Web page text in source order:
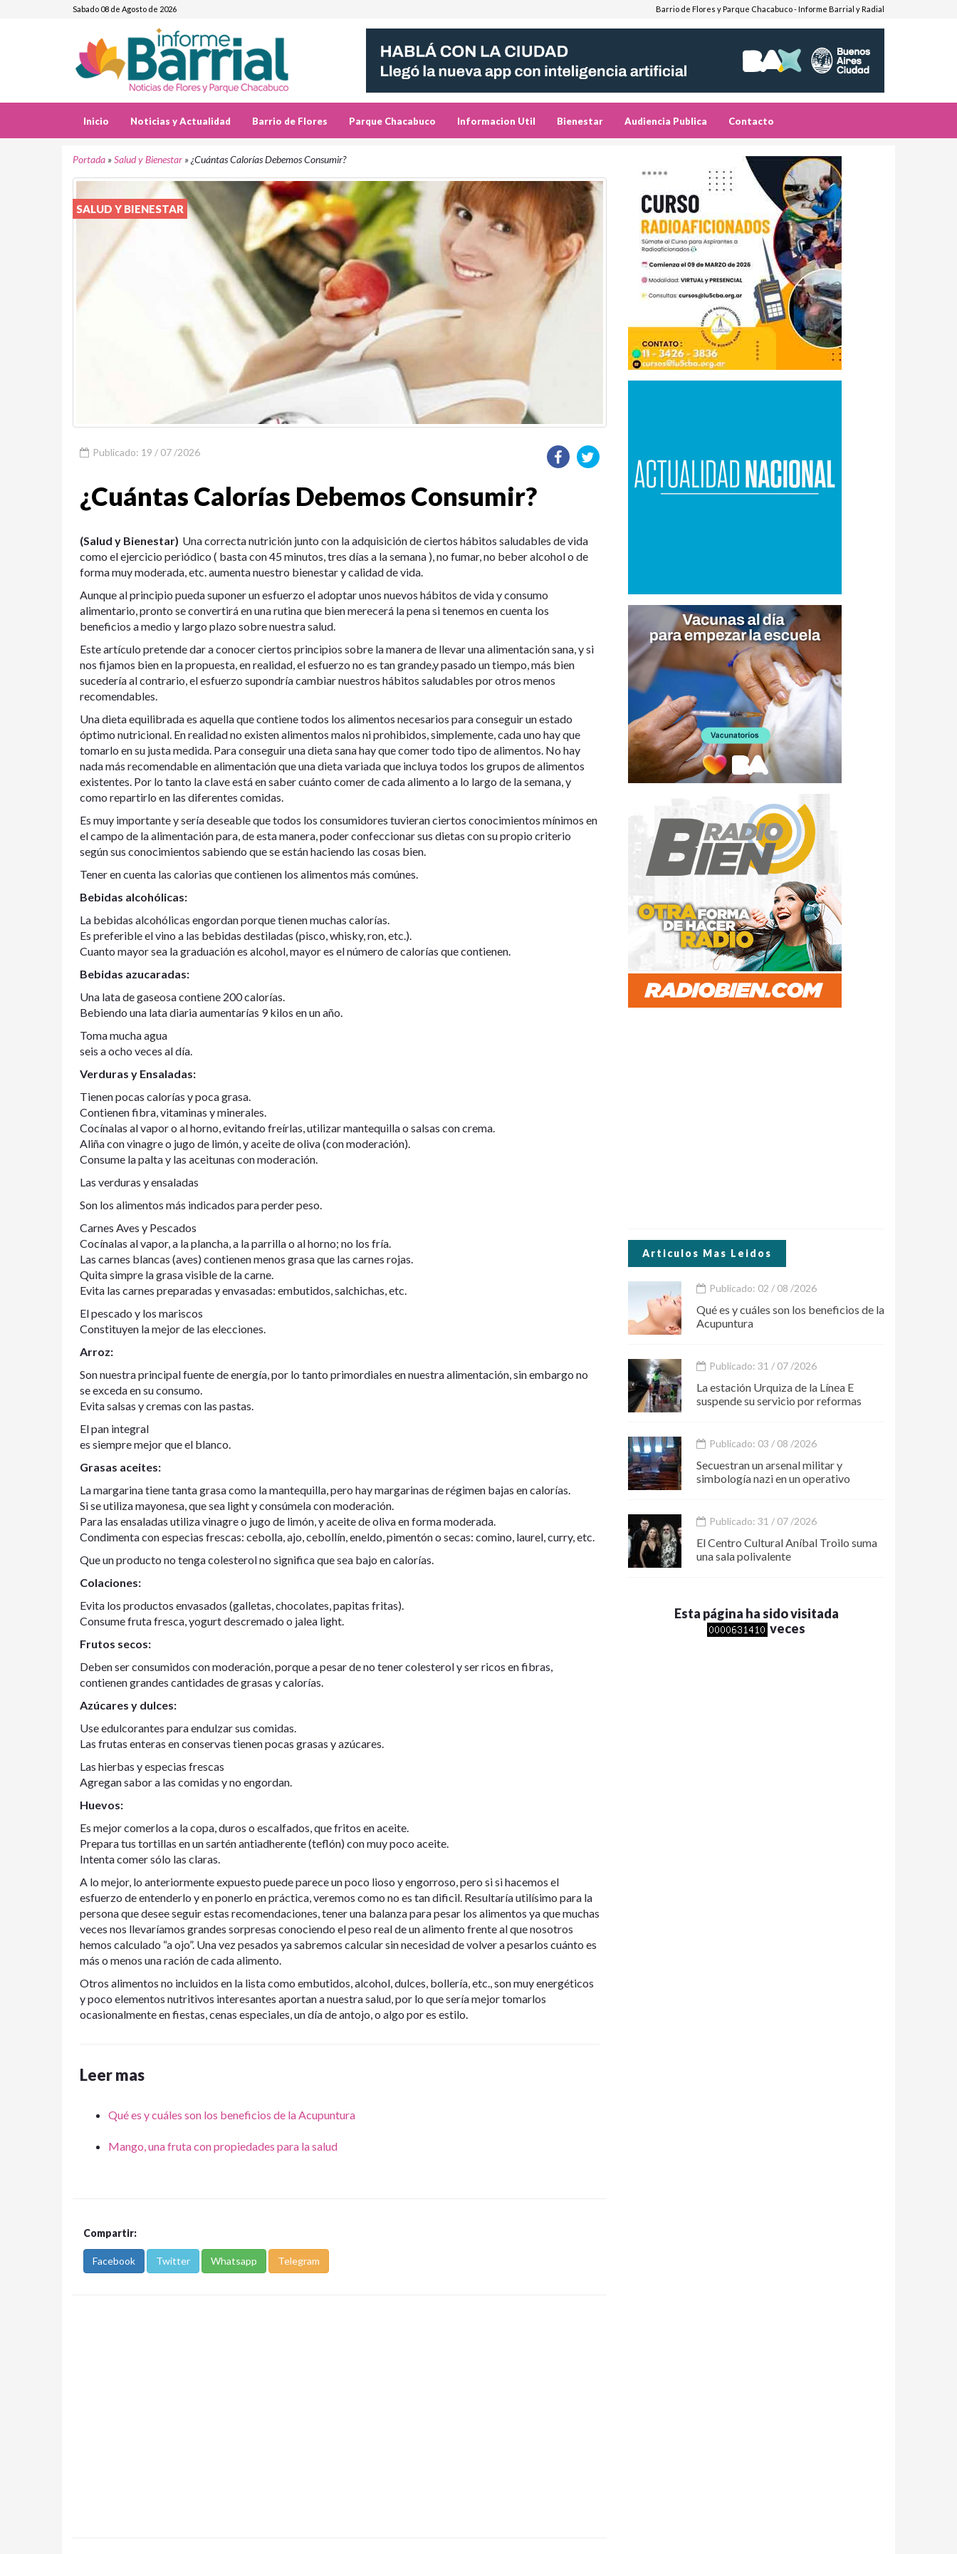
Sabado 08 de Agosto de 2026 Barrio de Flores y Parque Chacabuco - Informe Barrial y Radial
Inicio Noticias y Actualidad Barrio de Flores Parque Chacabuco Informacion Util Bienestar Audiencia Publica Contacto
Portada »Salud y Bienestar »¿Cuántas Calorías Debemos Consumir?
SALUD Y BIENESTAR
Publicado: 19 / 07 /2026
¿Cuántas Calorías Debemos Consumir?
(Salud y Bienestar) Una correcta nutrición junto con la adquisición de ciertos hábitos saludables de vida
como el ejercicio periódico ( basta con 45 minutos, tres días a la semana ), no fumar, no beber alcohol o de
forma muy moderada, etc. aumenta nuestro bienestar y calidad de vida.
Aunque al principio pueda suponer un esfuerzo el adoptar unos nuevos hábitos de vida y consumo
alimentario, pronto se convertirá en una rutina que bien merecerá la pena si tenemos en cuenta los
beneficios a medio y largo plazo sobre nuestra salud.
Este artículo pretende dar a conocer ciertos principios sobre la manera de llevar una alimentación sana, y si
nos fijamos bien en la propuesta, en realidad, el esfuerzo no es tan grande,y pasado un tiempo, más bien
sucedería al contrario, el esfuerzo supondría cambiar nuestros hábitos saludables por otros menos
recomendables.
Una dieta equilibrada es aquella que contiene todos los alimentos necesarios para conseguir un estado
óptimo nutricional. En realidad no existen alimentos malos ni prohibidos, simplemente, cada uno hay que
tomarlo en su justa medida. Para conseguir una dieta sana hay que comer todo tipo de alimentos. No hay
nada más recomendable en alimentación que una dieta variada que incluya todos los grupos de alimentos
existentes. Por lo tanto la clave está en saber cuánto comer de cada alimento a lo largo de la semana, y
como repartirlo en las diferentes comidas.
Es muy importante y sería deseable que todos los consumidores tuvieran ciertos conocimientos mínimos en
el campo de la alimentación para, de esta manera, poder confeccionar sus dietas con su propio criterio
según sus conocimientos sabiendo que se están haciendo las cosas bien.
Tener en cuenta las calorias que contienen los alimentos más comúnes.
Bebidas alcohólicas:
La bebidas alcohólicas engordan porque tienen muchas calorías.
Es preferible el vino a las bebidas destiladas (pisco, whisky, ron, etc.).
Cuanto mayor sea la graduación es alcohol, mayor es el número de calorías que contienen.
Bebidas azucaradas:
Una lata de gaseosa contiene 200 calorías.
Bebiendo una lata diaria aumentarías 9 kilos en un año.
Toma mucha agua
seis a ocho veces al día.
Verduras y Ensaladas:
Tienen pocas calorías y poca grasa.
Contienen fibra, vitaminas y minerales.
Cocínalas al vapor o al horno, evitando freírlas, utilizar mantequilla o salsas con crema.
Aliña con vinagre o jugo de limón, y aceite de oliva (con moderación).
Consume la palta y las aceitunas con moderación.
Las verduras y ensaladas
Son los alimentos más indicados para perder peso.
Carnes Aves y Pescados
Cocínalas al vapor, a la plancha, a la parrilla o al horno; no los fría.
Las carnes blancas (aves) contienen menos grasa que las carnes rojas.
Quita simpre la grasa visible de la carne.
Evita las carnes preparadas y envasadas: embutidos, salchichas, etc.
El pescado y los mariscos
Constituyen la mejor de las elecciones.
Arroz:
Son nuestra principal fuente de energía, por lo tanto primordiales en nuestra alimentación, sin embargo no
se exceda en su consumo.
Evita salsas y cremas con las pastas.
El pan integral
es siempre mejor que el blanco.
Grasas aceites:
La margarina tiene tanta grasa como la mantequilla, pero hay margarinas de régimen bajas en calorías.
Si se utiliza mayonesa, que sea light y consúmela con moderación.
Para las ensaladas utiliza vinagre o jugo de limón, y aceite de oliva en forma moderada.
Condimenta con especias frescas: cebolla, ajo, cebollín, eneldo, pimentón o secas: comino, laurel, curry, etc.
Que un producto no tenga colesterol no significa que sea bajo en calorías.
Colaciones:
Evita los productos envasados (galletas, chocolates, papitas fritas).
Consume fruta fresca, yogurt descremado o jalea light.
Frutos secos:
Deben ser consumidos con moderación, porque a pesar de no tener colesterol y ser ricos en fibras,
contienen grandes cantidades de grasas y calorías.
Azúcares y dulces:
Use edulcorantes para endulzar sus comidas.
Las frutas enteras en conservas tienen pocas grasas y azúcares.
Las hierbas y especias frescas
Agregan sabor a las comidas y no engordan.
Huevos:
Es mejor comerlos a la copa, duros o escalfados, que fritos en aceite.
Prepara tus tortillas en un sartén antiadherente (teflón) con muy poco aceite.
Intenta comer sólo las claras.
A lo mejor, lo anteriormente expuesto puede parece un poco lioso y engorroso, pero si si hacemos el
esfuerzo de entenderlo y en ponerlo en práctica, veremos como no es tan dificil. Resultaría utilísimo para la
persona que desee seguir estas recomendaciones, tener una balanza para pesar los alimentos ya que muchas
veces nos llevaríamos grandes sorpresas conociendo el peso real de un alimento frente al que nosotros
hemos calculado “a ojo”. Una vez pesados ya sabremos calcular sin necesidad de volver a pesarlos cuánto es
más o menos una ración de cada alimento.
Otros alimentos no incluidos en la lista como embutidos, alcohol, dulces, bollería, etc., son muy energéticos
y poco elementos nutritivos interesantes aportan a nuestra salud, por lo que sería mejor tomarlos
ocasionalmente en fiestas, cenas especiales, un día de antojo, o algo por es estilo.
Leer mas
Qué es y cuáles son los beneficios de la Acupuntura
Mango, una fruta con propiedades para la salud
Compartir:
Facebook Twitter Whatsapp Telegram
Articulos Mas Leidos
Publicado: 02 / 08 /2026
Qué es y cuáles son los beneficios de la
Acupuntura
Publicado: 31 / 07 /2026
La estación Urquiza de la Línea E
suspende su servicio por reformas
Publicado: 03 / 08 /2026
Secuestran un arsenal militar y
simbología nazi en un operativo
Publicado: 31 / 07 /2026
El Centro Cultural Aníbal Troilo suma
una sala polivalente
Esta página ha sido visitada
veces